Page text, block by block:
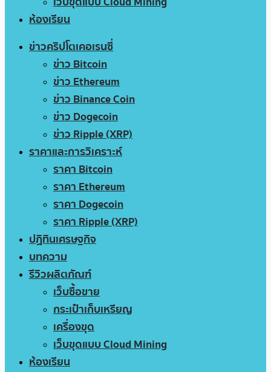
ห้องเรียน
ข่าวคริปโตเคอเรนซี่
ข่าว Bitcoin
ข่าว Ethereum
ข่าว Binance Coin
ข่าว Dogecoin
ข่าว Ripple (XRP)
ราคาและการวิเคราะห์
ราคา Bitcoin
ราคา Ethereum
ราคา Dogecoin
ราคา Ripple (XRP)
ปฏิทินเศรษฐกิจ
บทความ
รีวิวผลิตภัณฑ์
เว็บซื้อขาย
กระเป๋าเก็บเหรียญ
เครื่องขุด
เว็บขุดแบบ Cloud Mining
ห้องเรียน